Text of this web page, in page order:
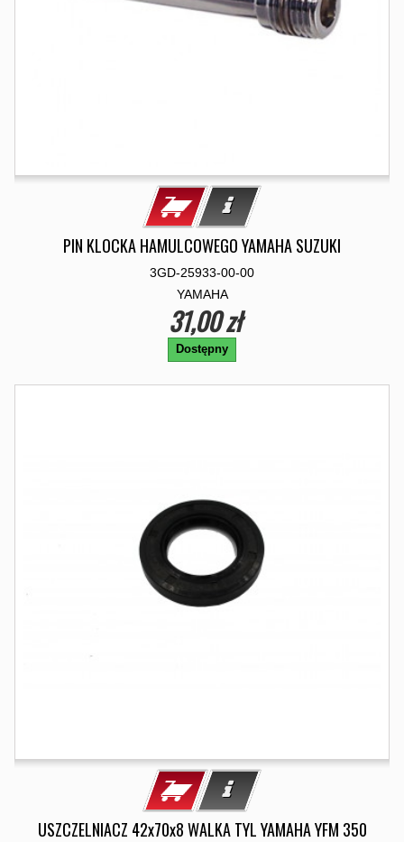
PIN KLOCKA HAMULCOWEGO YAMAHA SUZUKI
3GD-25933-00-00
YAMAHA
31,00 zł
Dostępny
USZCZELNIACZ 42x70x8 WALKA TYL YAMAHA YFM 350